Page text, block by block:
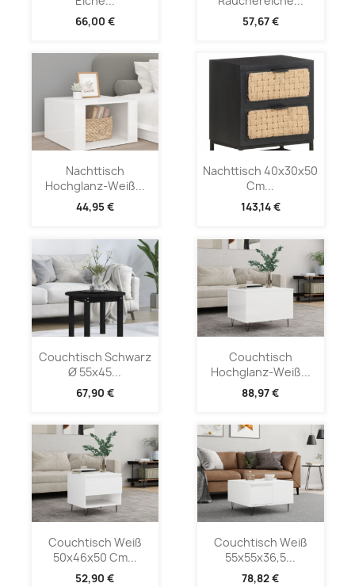
66,00 € 57,67 €
Nachttisch
Hochglanz-Weiß...
44,95 €
Nachttisch 40x30x50
Cm...
143,14 €
Couchtisch Schwarz
Ø 55x45...
67,90 €
Couchtisch
Hochglanz-Weiß...
88,97 €
Couchtisch Weiß
50x46x50 Cm...
52,90 €
Couchtisch Weiß
55x55x36,5...
78,82 €